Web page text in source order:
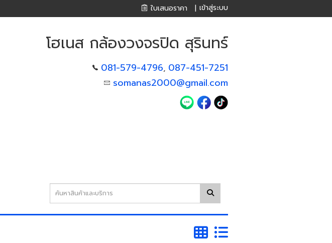
ใบเสนอราคา | เข้าสู่ระบบ
โฮเนส กล้องวงจรปิด สุรินทร์
081-579-4796, 087-451-7251
somanas2000@gmail.com